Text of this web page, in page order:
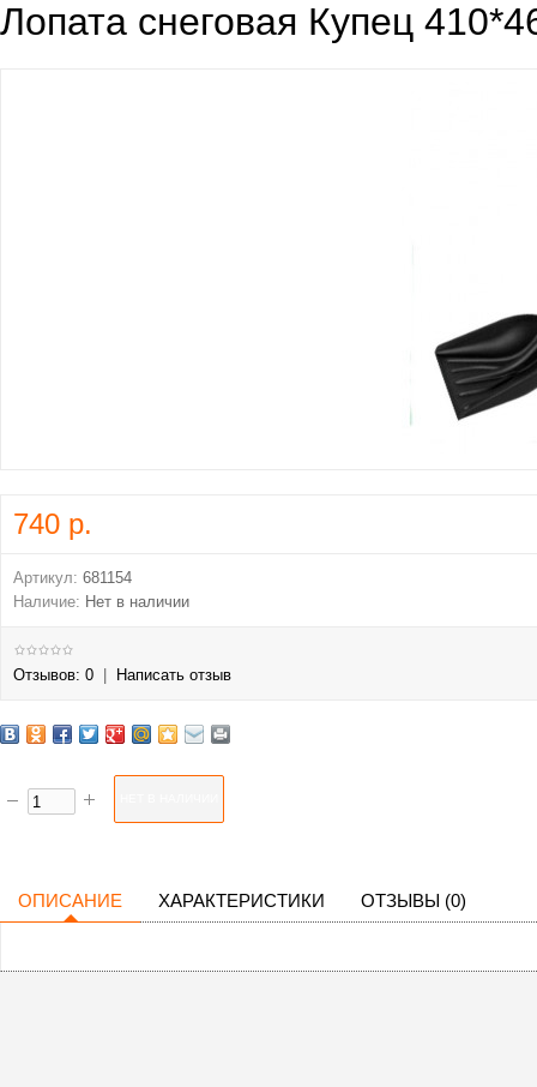
Лопата снеговая Купец
740 р.
Артикул: 681154
Наличие: Нет в наличии
Отзывов: 0 Написать отзыв
ОПИСАНИЕ ХАРАКТЕРИСТИКИ ОТЗЫВЫ (0)